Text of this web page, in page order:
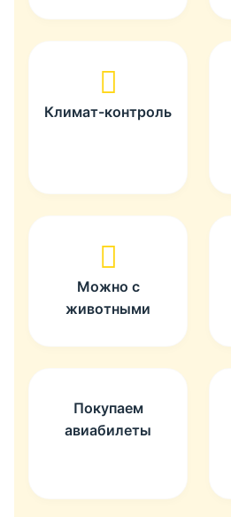
Климат-контроль
Можно с
животными
Покупаем
авиабилеты